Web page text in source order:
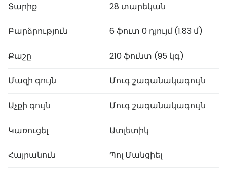
Տարիք 28 տարեկան
Բարձրություն 6 ֆուտ 0 դյույմ (1.83 մ)
Քաշը 210 ֆունտ (95 կգ)
Մազի գույն Մուգ շագանակագույն
Աչքի գույն Մուգ շագանակագույն
Կառուցել Ատլետիկ
Հայրանուն Պոլ Մանցիել